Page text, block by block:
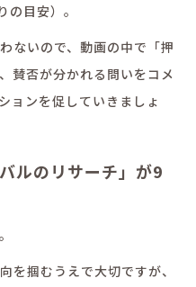
目安）。
ないので、動画の中で「押
賛否が分かれる問いをコメ
ョンを促していきましょ
ルのリサーチ」が9
を掴むうえで大切ですが、